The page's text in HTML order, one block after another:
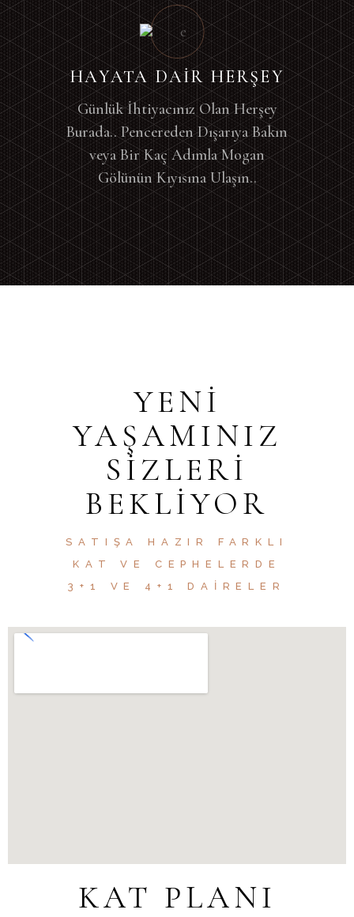
HAYATA DAİR HERŞEY
Günlük İhtiyacınız Olan Herşey
Burada.. Pencereden Dışarıya Bakın
veya Bir Kaç Adımla Mogan
Gölünün Kıyısına Ulaşın..
YENI
YAŞAMINIZ
SIZLERI
BEKLIYOR
SATIŞA HAZIR FARKLI
KAT VE CEPHELERDE
3+1 VE 4+1 DAIRELER
KAT PLANI